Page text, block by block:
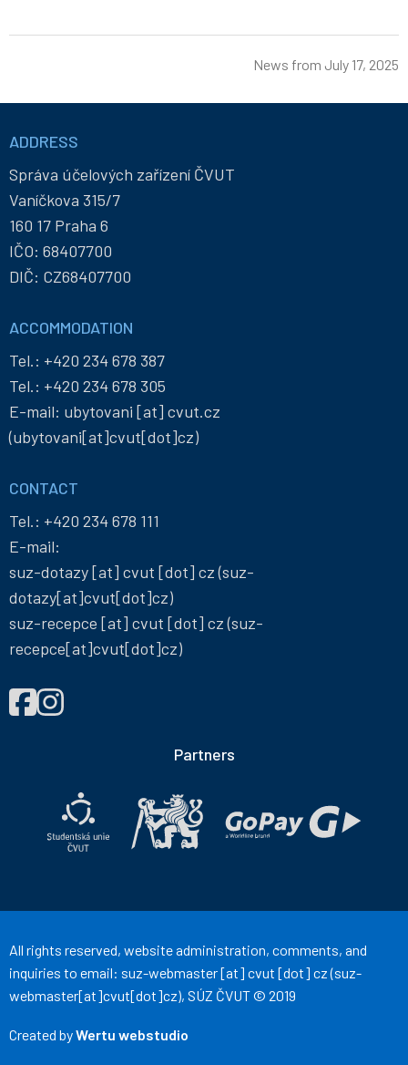
News from July 17, 2025
a
kontakty
ADDRESS
Správa účelových zařízení ČVUT
Vaníčkova 315/7
160 17 Praha 6
IČO: 68407700
DIČ: CZ68407700
ACCOMMODATION
Tel.: +420 234 678 387
Tel.: +420 234 678 305
E-mail: ubytovani [at] cvut.cz
(ubytovani[at]cvut[dot]cz)
CONTACT
Tel.: +420 234 678 111
E-mail:
suz-dotazy[at] cvut [dot] cz(suz-
dotazy[at]cvut[dot]cz)
suz-recepce [at] cvut [dot] cz(suz-
recepce[at]cvut[dot]cz)
FIND
US
Správa
Facebook
Správa
Instagram
Partners
All rights reserved, website administration, comments, and
inquiries to email: suz-webmaster[at] cvut [dot] cz(suz-
webmaster[at]cvut[dot]cz), SÚZ ČVUT © 2019
Created byWertu webstudio